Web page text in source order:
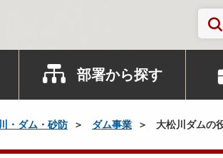
部署から探す
・ダム・砂防 ダム事業 大松川ダムの